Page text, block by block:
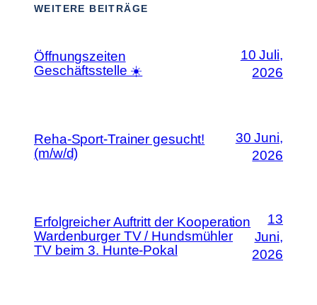
WEITERE BEITRÄGE
Öffnungszeiten
Geschäftsstelle ☀️
10 Juli,
2026
Reha-Sport-Trainer gesucht!
(m/w/d)
30 Juni,
2026
Erfolgreicher Auftritt der Kooperation
Wardenburger TV / Hundsmühler
TV beim 3. Hunte-Pokal
13
Juni,
2026